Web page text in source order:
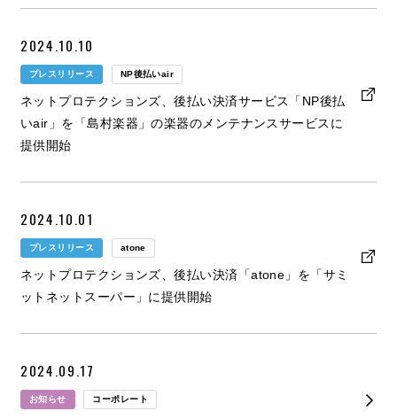
2024.10.10
プレスリリース NP後払いair
ネットプロテクションズ、後払い決済サービス「NP後払
いair」を「島村楽器」の楽器のメンテナンスサービスに
提供開始
2024.10.01
プレスリリース atone
ネットプロテクションズ、後払い決済「atone」を「サミ
ットネットスーパー」に提供開始
2024.09.17
お知らせ コーポレート